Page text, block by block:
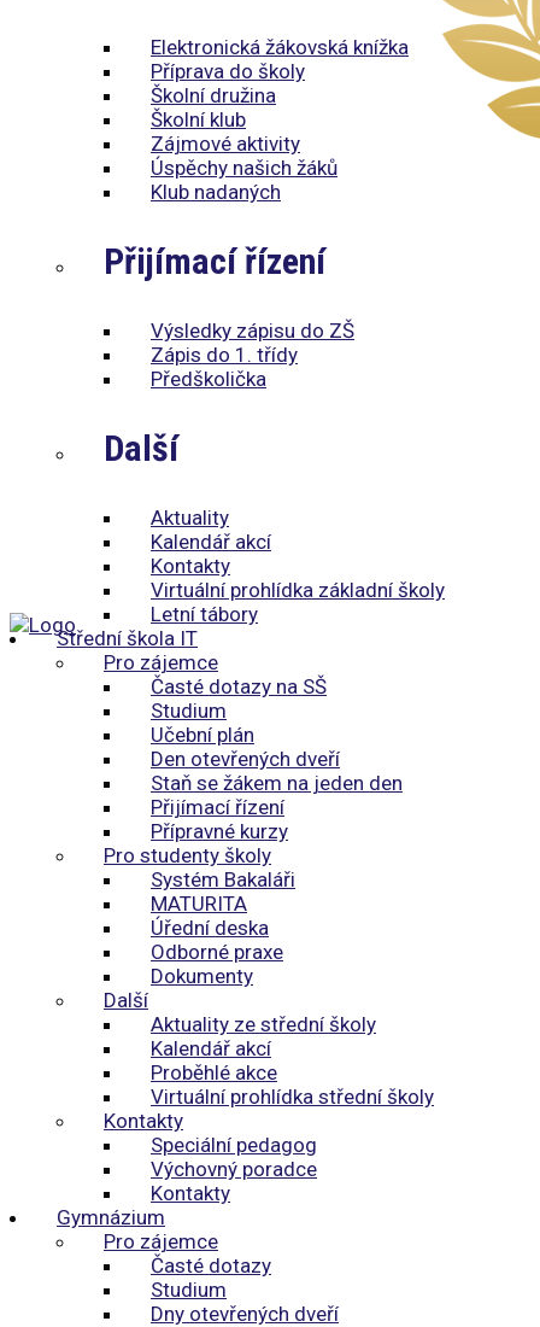
Elektronická žákovská knížka
Příprava do školy
Školní družina
Školní klub
Zájmové aktivity
Úspěchy našich žáků
Klub nadaných
Přijímací řízení
Výsledky zápisu do ZŠ
Zápis do 1. třídy
Předškolička
Další
Aktuality
Kalendář akcí
Kontakty
Virtuální prohlídka základní školy
Letní tábory
Střední škola IT
Pro zájemce
Časté dotazy na SŠ
Studium
Učební plán
Den otevřených dveří
Staň se žákem na jeden den
Přijímací řízení
Přípravné kurzy
Pro studenty školy
Systém Bakaláři
MATURITA
Úřední deska
Odborné praxe
Dokumenty
Další
Aktuality ze střední školy
Kalendář akcí
Proběhlé akce
Virtuální prohlídka střední školy
Kontakty
Speciální pedagog
Výchovný poradce
Kontakty
Gymnázium
Pro zájemce
Časté dotazy
Studium
Dny otevřených dveří